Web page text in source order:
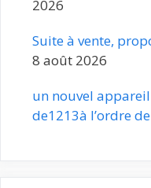
2026
Suite à vente,
8 août 2026
un nouvel
de1213à l’ordre